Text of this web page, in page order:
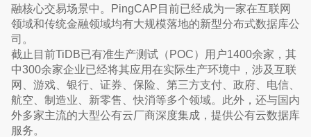
融核心交易场景中。PingCAP目前已经成为一家在互联网
领域和传统金融领域均有大规模落地的新型分布式数据库公
司。
截止目前TiDB已有准生产测试（POC）用户1400余家，其
中300余家企业已经将其应用在实际生产环境中，涉及互联
网、游戏、银行、证券、保险、第三方支付、政府、电信、
航空、制造业、新零售、快消等多个领域。此外，还与国内
外多家主流的大型公有云厂商深度集成，提供公有云数据库
服务。